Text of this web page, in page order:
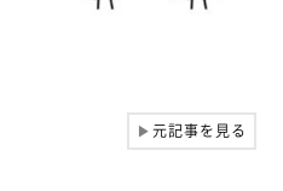
▶元記事を見る